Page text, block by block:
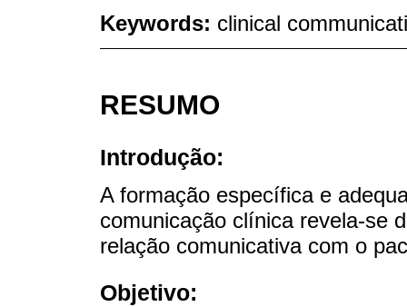
Keywords: clinical
RESUMO
Introdução:
A formação específica e
comunicação clínica revela-se
relação comunicativa com o
Objetivo: